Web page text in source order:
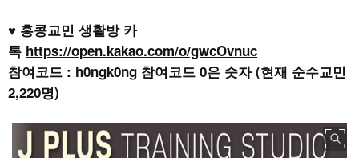
♥ 홍콩교민 생활방 카
톡 https://open.kakao.com/o/gwcOvnuc
참여코드 : h0ngk0ng 참여코드 0은 숫자 (현재 순수교민
2,220명)